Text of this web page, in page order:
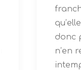
donc
n’en